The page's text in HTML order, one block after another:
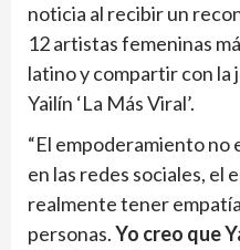
noticia al recibir un
12 artistas femeninas
latino y compartir con la
Yailín ‘La Más Viral’.
“El empoderamiento no
en las redes sociales, el
realmente tener
personas.Yo creo que